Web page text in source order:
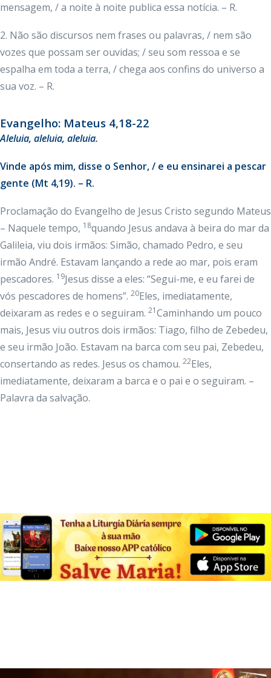
mensagem, / a noite à noite publica essa notícia. – R.
2. Não são discursos nem frases ou palavras, / nem são
vozes que possam ser ouvidas; / seu som ressoa e se
espalha em toda a terra, / chega aos confins do universo a
sua voz. – R.
Evangelho: Mateus 4,18-22
Aleluia, aleluia, aleluia.
Vinde após mim, disse o Senhor, / e eu ensinarei a pescar
gente (Mt 4,19). – R.
Proclamação do Evangelho de Jesus Cristo segundo Mateus
– Naquele tempo, 18quando Jesus andava à beira do mar da
Galileia, viu dois irmãos: Simão, chamado Pedro, e seu
irmão André. Estavam lançando a rede ao mar, pois eram
pescadores. 19Jesus disse a eles: “Segui-me, e eu farei de
vós pescadores de homens”. 20Eles, imediatamente,
deixaram as redes e o seguiram. 21Caminhando um pouco
mais, Jesus viu outros dois irmãos: Tiago, filho de Zebedeu,
e seu irmão João. Estavam na barca com seu pai, Zebedeu,
consertando as redes. Jesus os chamou. 22Eles,
imediatamente, deixaram a barca e o pai e o seguiram. –
Palavra da salvação.